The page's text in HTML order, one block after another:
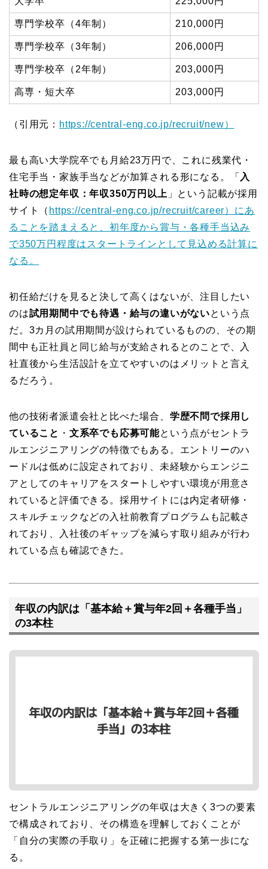
専門学校卒（4年制） 210,000円
専門学校卒（3年制） 206,000円
専門学校卒（2年制） 203,000円
高専・短大卒 203,000円
（引用元： https://central-eng.co.jp/recruit/new）
最も高い大学院卒でも月給23万円で、これに残業代・
住宅手当・家族手当などが加算される形になる。「 入
社時の想定年収：年収350万円以上 」という記載が採用
サイト（ https://central-eng.co.jp/recruit/career）にあ
ることを踏まえると、初年度から賞与・各種手当込み
で350万円程度はスタートラインとして見込める計算に
なる。
初任給だけを見ると決して高くはないが、注目したい
のは試用期間中でも待遇・給与の違いがないという点
だ。3カ月の試用期間が設けられているものの、その期
間中も正社員と同じ給与が支給されるとのことで、入
社直後から生活設計を立てやすいのはメリットと言え
るだろう。
他の技術者派遣会社と比べた場合、 学歴不問で採用し
ていること ・ 文系卒でも応募可能という点がセントラ
ルエンジニアリングの特徴でもある。エントリーのハ
ードルは低めに設定されており、未経験からエンジニ
アとしてのキャリアをスタートしやすい環境が用意さ
れていると評価できる。採用サイトには内定者研修・
スキルチェックなどの入社前教育プログラムも記載さ
れており、入社後のギャップを減らす取り組みが行わ
れている点も確認できた。
年収の内訳は「基本給＋賞与年2回＋各種手当」
の3本柱
セントラルエンジニアリングの年収は大きく3つの要素
で構成されており、その構造を理解しておくことが
「自分の実際の手取り」を正確に把握する第一歩にな
る。